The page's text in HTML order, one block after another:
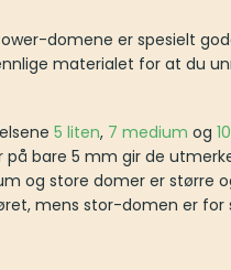
domene er spesielt
materialet for at du
5 liten, 7 medium og
bare 5 mm gir de
og store domer er større
mens stor-domen er for